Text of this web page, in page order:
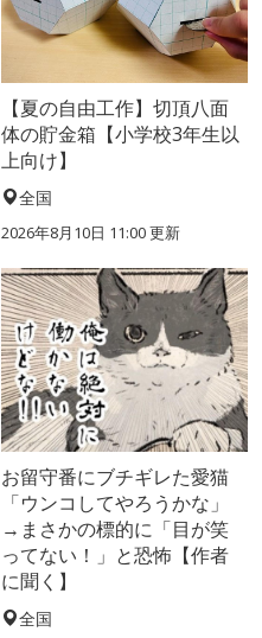
【夏の自由工作】切頂八面
体の貯金箱【小学校3年生以
上向け】
全国
2026年8月10日 11:00更新
お留守番にブチギレた愛猫
「ウンコしてやろうかな」
→まさかの標的に「目が笑
ってない！」と恐怖【作者
に聞く】
全国